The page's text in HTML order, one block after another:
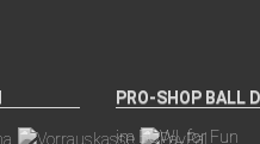
PRO-SHOP BALL
im BOWL for Fun